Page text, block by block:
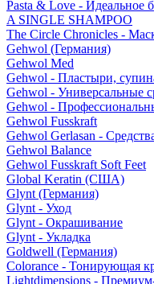
Pasta & Love - Идеальное
A SINGLE SHAMPOO
The Circle Chronicles -
Gehwol (Германия)
Gehwol Med
Gehwol - Пластыри,
Gehwol - Универсальные
Gehwol -
Gehwol Fusskraft
Gehwol Gerlasan -
Gehwol Balance
Gehwol Fusskraft Soft Feet
Global Keratin (США)
Glynt (Германия)
Glynt - Уход
Glynt - Окрашивание
Glynt - Укладка
Goldwell (Германия)
Colorance - Тонирующая
Lightdimensions -